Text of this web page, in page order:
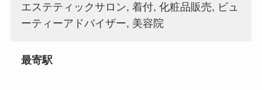
エステティックサロン, 着付, 化粧品販売, ビュ
ーティーアドバイザー, 美容院
最寄駅